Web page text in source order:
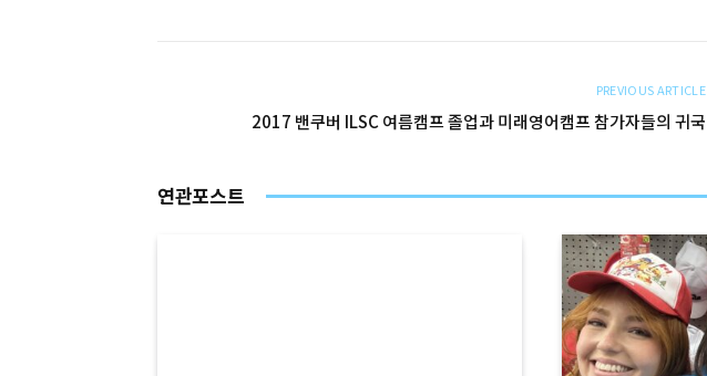
PREVIOUS ARTICLE
2017 밴쿠버 ILSC 여름캠프 졸업과 미래영어캠프 참가자들의 귀국
연관포스트